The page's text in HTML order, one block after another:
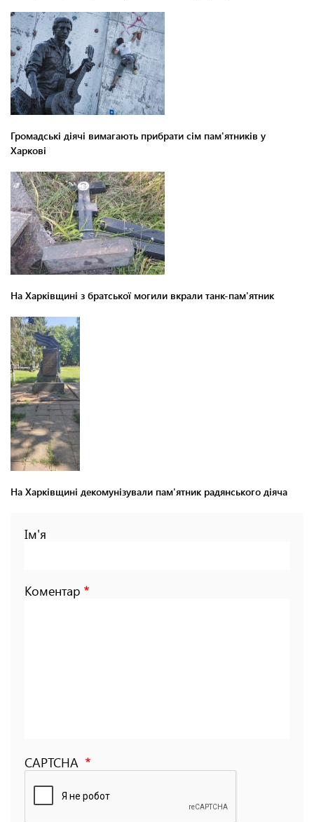
Громадські діячі вимагають прибрати сім пам'ятників у
Харкові
На Харківщині з братської могили вкрали танк-пам'ятник
На Харківщині декомунізували пам'ятник радянського діяча
Ім'я
Коментар
CAPTCHA